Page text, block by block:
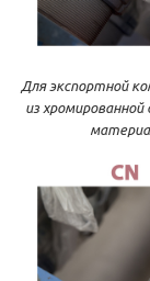
Для экспортной
из